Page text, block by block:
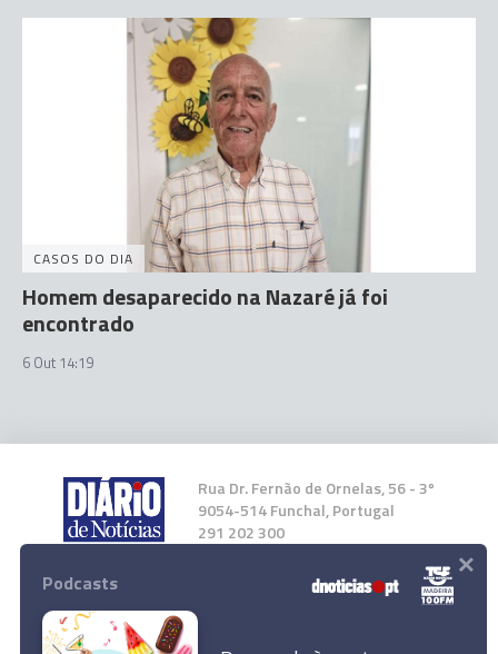
CASOS DO DIA
Homem desaparecido na Nazaré já foi
encontrado
6 Out 14:19
Rua Dr. Fernão de Ornelas, 56 - 3º
9054-514 Funchal, Portugal
291 202 300
Instale a nossa App
Podcasts ×